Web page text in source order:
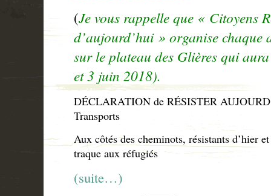
(Je vous rappelle que « Citoyens
d’aujourd’hui » organise chaque
sur le plateau des Glières qui
et3 juin 2018).
DÉCLARATION de RÉSISTER
Transports
Aux côtés des cheminots, résistants d’hier et
traque aux réfugiés
(suite…)